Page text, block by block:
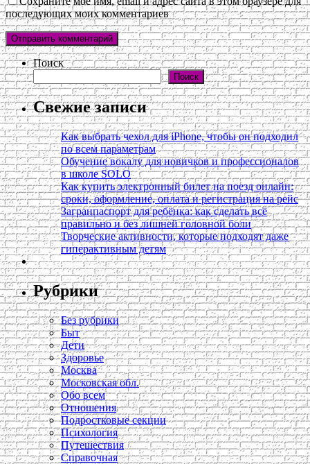
последующих моих комментариев
Поиск
Поиск
Свежие записи
Как выбрать чехол для iPhone, чтобы он подходил
по всем параметрам
Обучение вокалу для новичков и профессионалов
в школе SOLO
Как купить электронный билет на поезд онлайн:
сроки, оформление, оплата и регистрация на рейс
Загранпаспорт для ребёнка: как сделать всё
правильно и без лишней головной боли
Творческие активности, которые подходят даже
гиперактивным детям
Рубрики
Без рубрики
Быт
Дети
Здоровье
Москва
Московская обл.
Обо всем
Отношения
Подростковые секции
Психология
Путешествия
Справочная